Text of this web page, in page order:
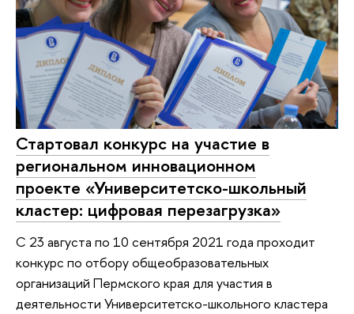
Стартовал конкурс на участие в
региональном инновационном
проекте «Университетско-школьный
кластер: цифровая перезагрузка»
С 23 августа по 10 сентября 2021 года проходит
конкурс по отбору общеобразовательных
организаций Пермского края для участия в
деятельности Университетско-школьного кластера